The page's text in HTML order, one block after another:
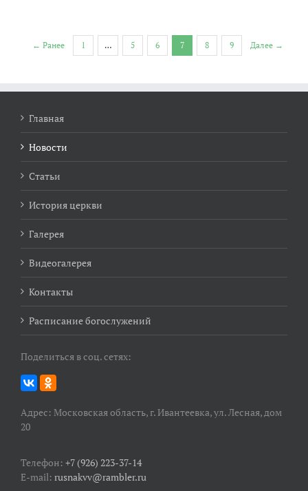
← Ранее 1 … 5 6 7 8 9 Далее →
Главная
Новости
Статьи
История церкви
Галерея
Видеогалерея
Контакты
Расписание богослужений
Поделиться в соц. сетях:
Адрес: Московская область, г. Ивантеевка, ул. Лесная, дом
20
Телефон: +7 (926) 223-37-14
E-mail: rusnakvv@rambler.ru